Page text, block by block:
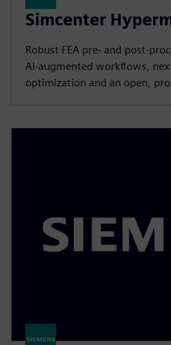
Simcenter
Robust FEA pre‑ and
AI‑augmented workflows,
optimization and an open,